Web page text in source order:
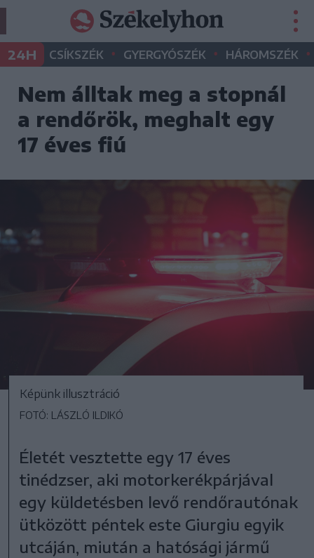
24H CSÍKSZÉK • GYERGYÓSZÉK • HÁROMSZÉK •
Nem álltak meg a stopnál
a rendőrök, meghalt egy
17 éves fiú
Képünk illusztráció
FOTÓ: LÁSZLÓ ILDIKÓ
Életét vesztette egy 17 éves
tinédzser, aki motorkerékpárjával
egy küldetésben levő rendőrautónak
ütközött péntek este Giurgiu egyik
utcáján, miután a hatósági jármű